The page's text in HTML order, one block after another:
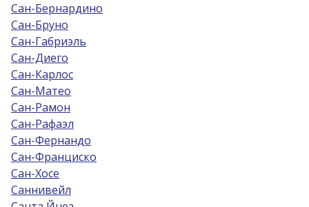
Сан-Бернардино
Сан-Бруно
Сан-Габриэль
Сан-Диего
Сан-Карлос
Сан-Матео
Сан-Рамон
Сан-Рафаэл
Сан-Фернандо
Сан-Франциско
Сан-Хосе
Саннивейл